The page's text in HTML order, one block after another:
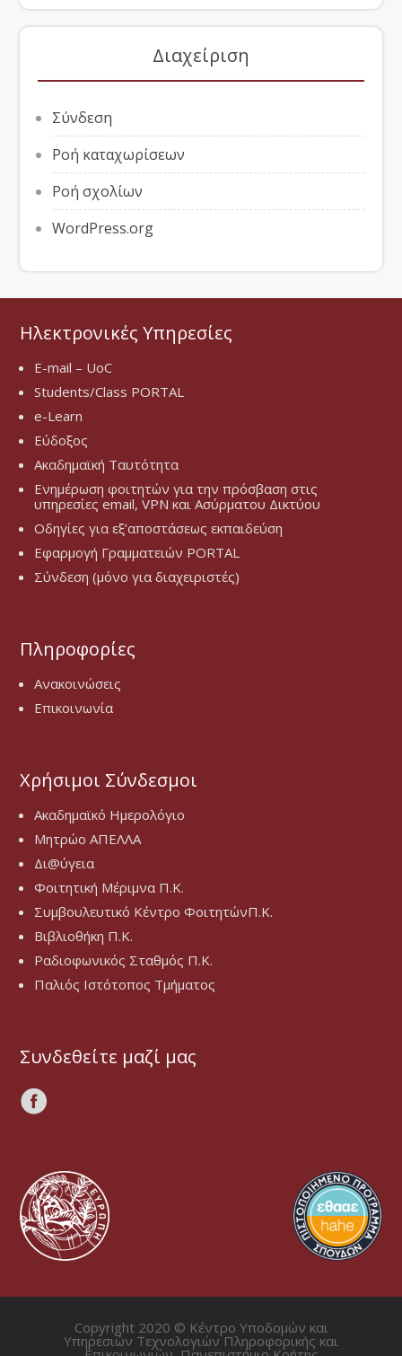
Διαχείριση
Σύνδεση
Ροή καταχωρίσεων
Ροή σχολίων
WordPress.org
Ηλεκτρονικές Υπηρεσίες
E-mail – UoC
Students/Class PORTAL
e-Learn
Εύδοξος
Ακαδημαϊκή Ταυτότητα
Ενημέρωση φοιτητών για την πρόσβαση στις
υπηρεσίες email, VPN και Ασύρματου Δικτύου
Οδηγίες για εξ’αποστάσεως εκπαιδεύση
Εφαρμογή Γραμματειών PORTAL
Σύνδεση (μόνο για διαχειριστές)
Πληροφορίες
Ανακοινώσεις
Επικοινωνία
Χρήσιμοι Σύνδεσμοι
Ακαδημαϊκό Ημερολόγιο
Μητρώο ΑΠΕΛΛΑ
Δι@ύγεια
Φοιτητική Μέριμνα Π.Κ.
Συμβουλευτικό Κέντρο ΦοιτητώνΠ.Κ.
Βιβλιοθήκη Π.Κ.
Ραδιοφωνικός Σταθμός Π.Κ.
Παλιός Ιστότοπος Τμήματος
Συνδεθείτε μαζί μας
Copyright 2020 © Κέντρο Υποδομών και
Υπηρεσιών Τεχνολογιών Πληροφορικής και